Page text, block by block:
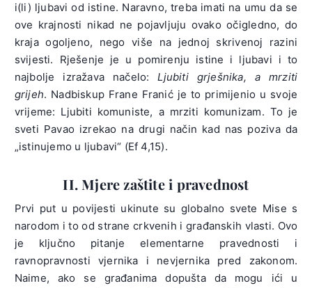
i(li) ljubavi od istine. Naravno, treba imati na umu da se
ove krajnosti nikad ne pojavljuju ovako očigledno, do
kraja ogoljeno, nego više na jednoj skrivenoj razini
svijesti. Rješenje je u pomirenju istine i ljubavi i to
najbolje izražava načelo:Ljubiti grješnika, a mrziti
grijeh. Nadbiskup Frane Franić je to primijenio u svoje
vrijeme: Ljubiti komuniste, a mrziti komunizam. To je
sveti Pavao izrekao na drugi način kad nas poziva da
„istinujemo u ljubavi“ (Ef 4,15).
II. Mjere zaštite i pravednost
Prvi put u povijesti ukinute su globalno svete Mise s
narodom i to od strane crkvenih i građanskih vlasti. Ovo
je ključno pitanje elementarne pravednosti i
ravnopravnosti vjernika i nevjernika pred zakonom.
Naime, ako se građanima dopušta da mogu ići u